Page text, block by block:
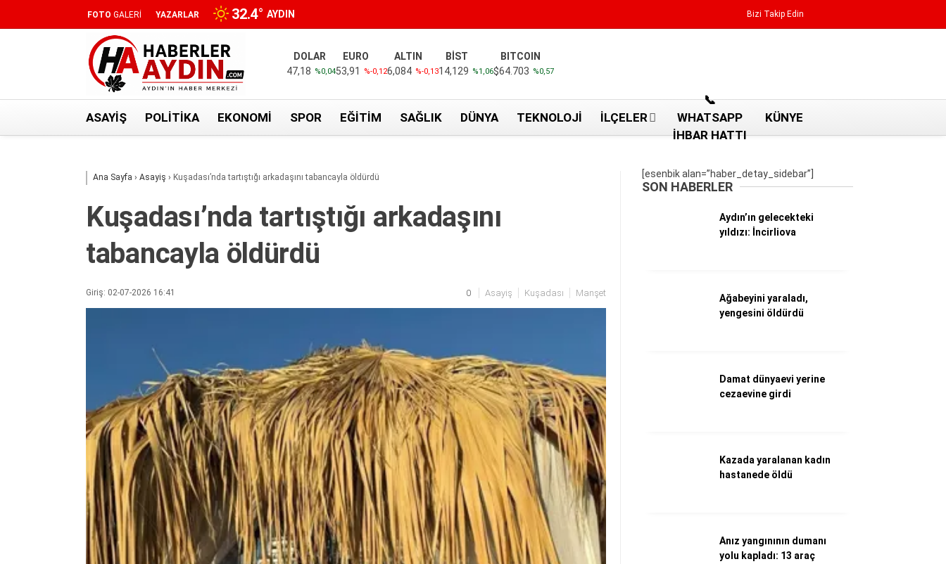
Aydın nöbetçi eczaneler
Aydın Sinema salonları
Künye
Nöbetçi Eczaneler
FOTO GALERİ YAZARLAR 32.4° AYDIN Bizi Takip Edin
DOLAR
47,18 %0,04
EURO
53,91
%-0,12
ALTIN
6,084 %-0,13
BİST
14,129 %1,06
BITCOIN
$64.703 %0,57
ASAYIŞ POLITIKA EKONOMI SPOR EĞITIM SAĞLIK DÜNYA TEKNOLOJI İLÇELER
📞
WHATSAPP
İHBAR HATTI
KÜNYE
Ana Sayfa › Asayiş › Kuşadası’nda tartıştığı arkadaşını tabancayla öldürdü
Kuşadası’nda tartıştığı arkadaşını
tabancayla öldürdü
Giriş: 02-07-2026 16:41 0 Asayiş Kuşadası Manşet
[esenbik alan=”haber_detay_sidebar”]
SON HABERLER
Aydın’ın gelecekteki
yıldızı: İncirliova
Ağabeyini yaraladı,
yengesini öldürdü
Damat dünyaevi yerine
cezaevine girdi
Kazada yaralanan kadın
hastanede öldü
Anız yangınının dumanı
yolu kapladı: 13 araç